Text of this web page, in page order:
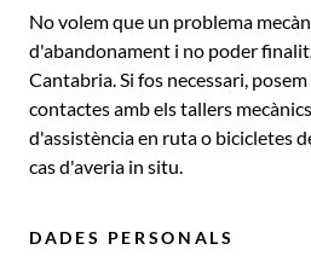
No volem que un problema
d'abandonament i no poder
Cantabria. Si fos necessari,
contactes amb els tallers
d'assistència en ruta o bicicletes
cas d'averia in situ.
DADES PERSONALS